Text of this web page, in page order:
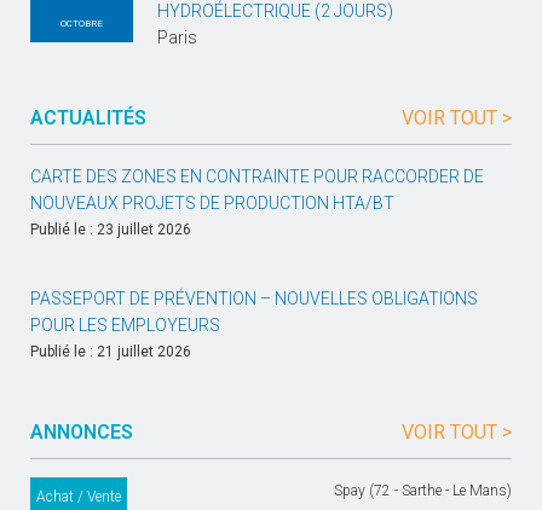
OCTOBRE
HYDROÉLECTRIQUE (2 JOURS)
Paris
ACTUALITÉS VOIR TOUT >
CARTE DES ZONES EN CONTRAINTE POUR RACCORDER DE
NOUVEAUX PROJETS DE PRODUCTION HTA/BT
Publié le : 23 juillet 2026
PASSEPORT DE PRÉVENTION – NOUVELLES OBLIGATIONS
POUR LES EMPLOYEURS
Publié le : 21 juillet 2026
ANNONCES VOIR TOUT >
Achat / Vente Spay (72 - Sarthe - Le Mans)